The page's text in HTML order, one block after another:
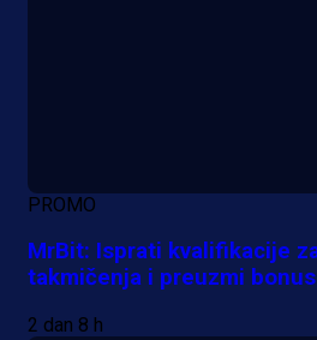
PROMO
MrBit: Isprati kvalifikacije
takmičenja i preuzmi
2 dan 8 h